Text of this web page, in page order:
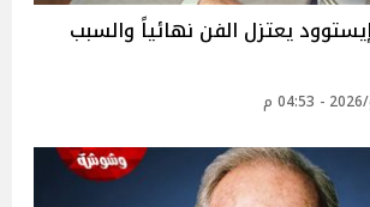
يعتزل الفن نهائياً والسبب